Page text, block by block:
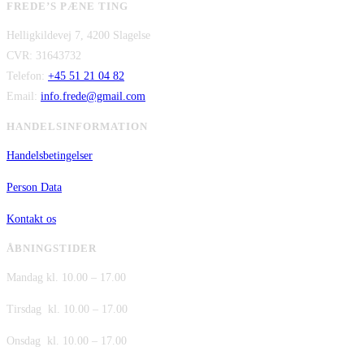
var:
er:
FREDE’S PÆNE TING
Helligkildevej 7, 4200 Slagelse
CVR: 31643732
Telefon: +45 51 21 04 82
Email: info.frede@gmail.com
HANDELSINFORMATION
Handelsbetingelser
Person Data
Kontakt os
ÅBNINGSTIDER
Mandag kl. 10.00 – 17.00
Tirsdag kl. 10.00 – 17.00
Onsdag kl. 10.00 – 17.00